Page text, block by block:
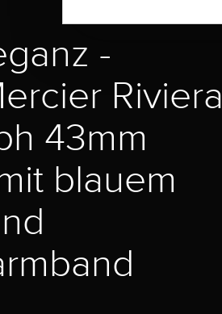
-
Riviera
43mm
blauem